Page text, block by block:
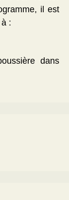
il est
:
dans